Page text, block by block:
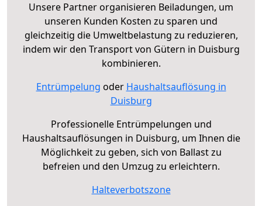
Unsere Partner organisieren Beiladungen, um
unseren Kunden Kosten zu sparen und
gleichzeitig die Umweltbelastung zu reduzieren,
indem wir den Transport von Gütern in Duisburg
kombinieren.
Entrümpelung oder Haushaltsauflösung in
Duisburg
Professionelle Entrümpelungen und
Haushaltsauflösungen in Duisburg, um Ihnen die
Möglichkeit zu geben, sich von Ballast zu
befreien und den Umzug zu erleichtern.
Halteverbotszone